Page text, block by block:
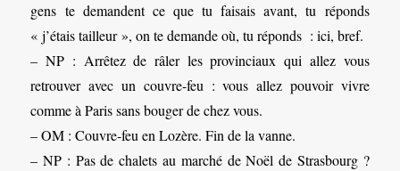
gens te demandent ce que tu faisais avant, tu réponds
« j’étais tailleur », on te demande où, tu réponds : ici, bref.
– NP : Arrêtez de râler les provinciaux qui allez vous
retrouver avec un couvre-feu : vous allez pouvoir vivre
comme à Paris sans bouger de chez vous.
– OM : Couvre-feu en Lozère. Fin de la vanne.
– NP : Pas de chalets au marché de Noël de Strasbourg ?